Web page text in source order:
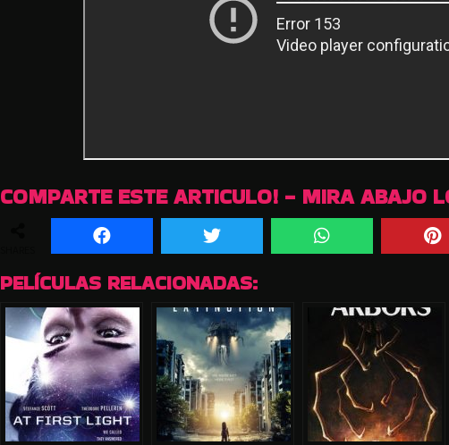
COMPARTE ESTE ARTICULO! - MIRA ABAJO
PELÍCULAS RELACIONADAS: